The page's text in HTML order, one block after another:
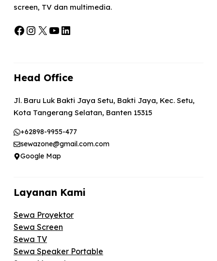
screen, TV dan multimedia.
Facebook
Instagram
X YouTube
LinkedIn
Head Office
Jl. Baru Luk Bakti Jaya Setu, Bakti Jaya, Kec. Setu,
Kota Tangerang Selatan, Banten 15315
+62898-9955-477
sewazone@gmail.com.com
Google Map
Layanan Kami
Sewa Proyektor
Sewa Screen
Sewa TV
Sewa Speaker Portable